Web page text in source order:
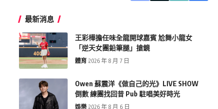
最新消息
王彩樺擔任味全龍開球嘉賓 尬舞小龍女
「逆天女團鉛筆腿」搶鏡
體育 2026 年 8 月 7 日
Owen 蘇震洋《做自己的光》LIVE SHOW
倒數 練團找回昔 Pub 駐唱美好時光
娛樂 2026 年 8 月 6 日